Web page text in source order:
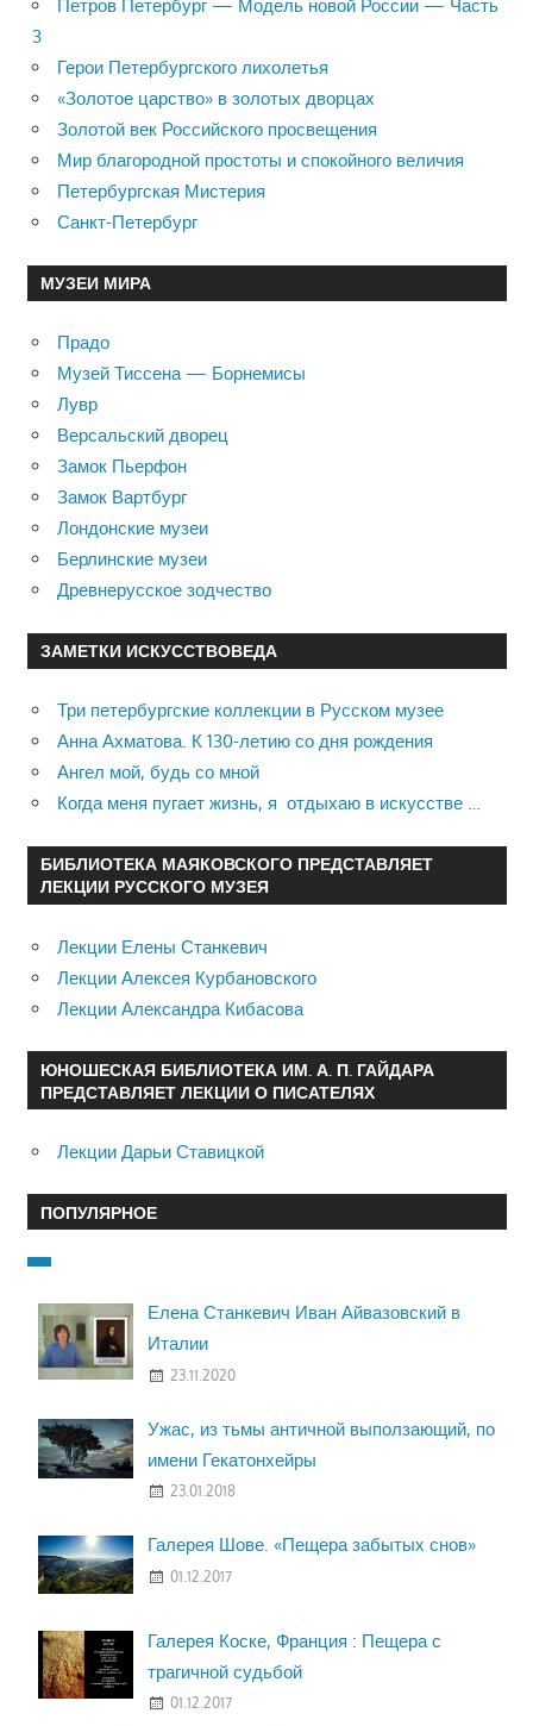
Петров Петербург — Модель новой России — Часть
3
Герои Петербургского лихолетья
«Золотое царство» в золотых дворцах
Золотой век Российского просвещения
Мир благородной простоты и спокойного величия
Петербургская Мистерия
Санкт-Петербург
МУЗЕИ МИРА
Прадо
Музей Тиссена — Борнемисы
Лувр
Версальский дворец
Замок Пьерфон
Замок Вартбург
Лондонские музеи
Берлинские музеи
Древнерусское зодчество
ЗАМЕТКИ ИСКУССТВОВЕДА
Три петербургские коллекции в Русском музее
Анна Ахматова. К 130-летию со дня рождения
Ангел мой, будь со мной
Когда меня пугает жизнь, я отдыхаю в искусстве …
БИБЛИОТЕКА МАЯКОВСКОГО ПРЕДСТАВЛЯЕТ
ЛЕКЦИИ РУССКОГО МУЗЕЯ
Лекции Елены Станкевич
Лекции Алексея Курбановского
Лекции Александра Кибасова
ЮНОШЕСКАЯ БИБЛИОТЕКА ИМ. А. П. ГАЙДАРА
ПРЕДСТАВЛЯЕТ ЛЕКЦИИ О ПИСАТЕЛЯХ
Лекции Дарьи Ставицкой
ПОПУЛЯРНОЕ
Елена Станкевич Иван Айвазовский в
Италии
23.11.2020
Ужас, из тьмы античной выползающий, по
имени Гекатонхейры
23.01.2018
Галерея Шове. «Пещера забытых снов»
01.12.2017
Галерея Коске, Франция : Пещера с
трагичной судьбой
01.12.2017